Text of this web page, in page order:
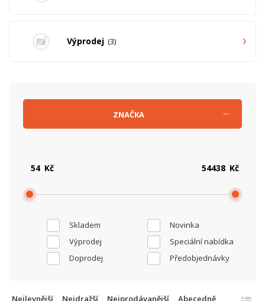
Výprodej 3
Skladem
Novinka
Výprodej
Speciální nabídka
Doprodej
Předobjednávky
Kč Kč
ZNAČKA
Nejlevnější Nejdražší Nejprodávanější Abecedně